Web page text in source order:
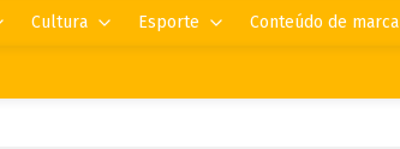
Cultura Esporte Conteúdo de marca